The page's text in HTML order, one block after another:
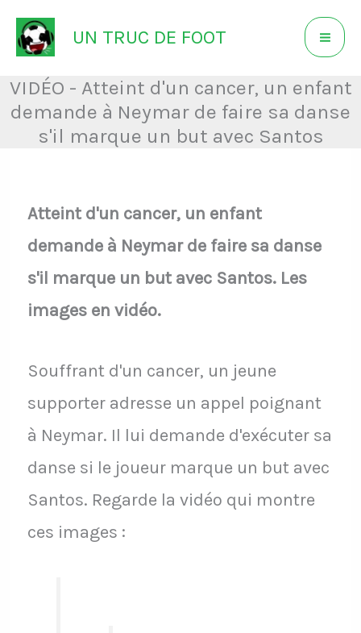
Aller
au
contenu
UN TRUC DE FOOT
VIDÉO - Atteint d'un cancer, un enfant
demande à Neymar de faire sa danse
s'il marque un but avec Santos
Atteint d'un cancer, un enfant
demande à Neymar de faire sa danse
s'il marque un but avec Santos. Les
images en vidéo.
Souffrant d'un cancer, un jeune
supporter adresse un appel poignant
à Neymar. Il lui demande d'exécuter sa
danse si le joueur marque un but avec
Santos. Regarde la vidéo qui montre
ces images :